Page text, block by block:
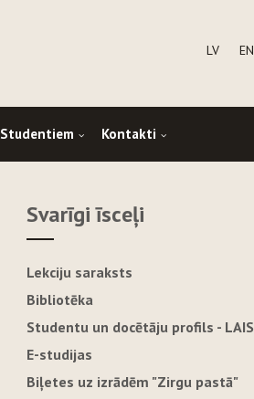
LV EN
Studentiem Kontakti
Svarīgi īsceļi
Lekciju saraksts
Bibliotēka
Studentu un docētāju profils - LAIS
E-studijas
Biļetes uz izrādēm "Zirgu pastā"